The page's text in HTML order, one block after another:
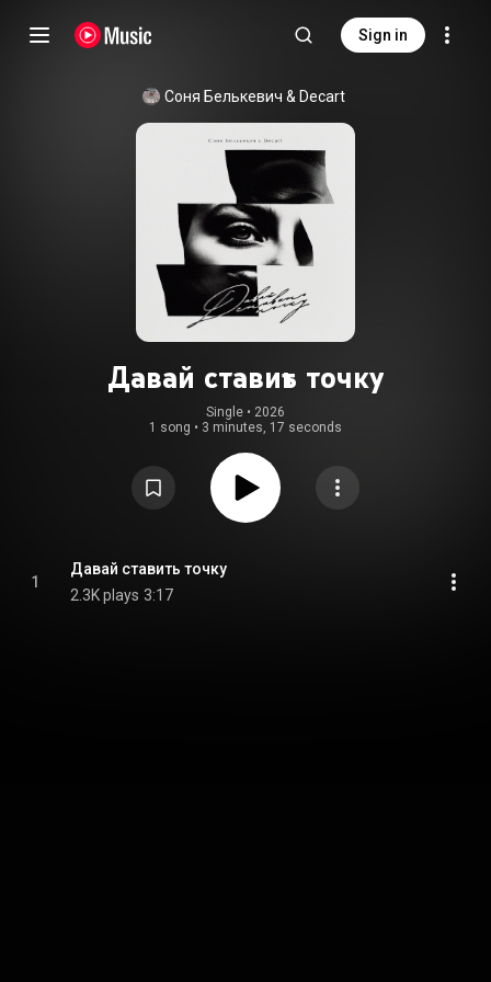
Sign in
Соня Белькевич & Decart
Давай ставить точку
Single • 2026
1 song • 3 minutes, 17 seconds
1
Давай ставить точку
2.3K plays 3:17